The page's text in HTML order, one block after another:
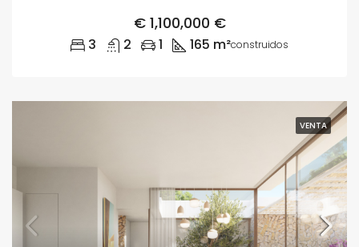
€1,100,000 €
3 2 1 165 m²construidos
VENTA